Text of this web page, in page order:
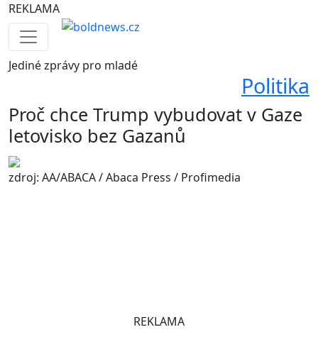
REKLAMA
Jedinézprávy pro mladé
Politika
Proč chce Trump vybudovat v Gaze
letovisko bez Gazanů
zdroj: AA/ABACA / Abaca Press / Profimedia
REKLAMA